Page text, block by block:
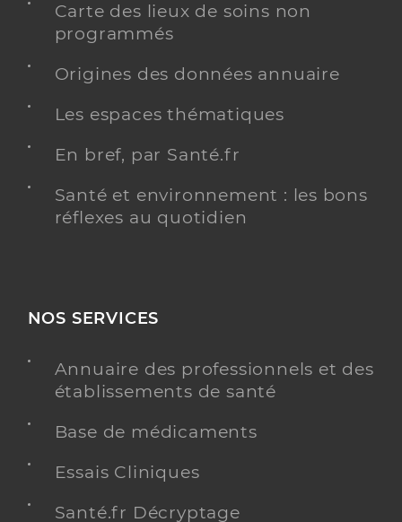
Carte des lieux de soins non
programmés
Origines des données annuaire
Les espaces thématiques
En bref, par Santé.fr
Santé et environnement : les bons
réflexes au quotidien
NOS SERVICES
Annuaire des professionnels et des
établissements de santé
Base de médicaments
Essais Cliniques
Santé.fr Décryptage